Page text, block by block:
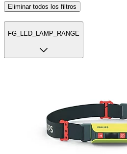
Eliminar todos los filtros
FG_LED_LAMP_RANGE